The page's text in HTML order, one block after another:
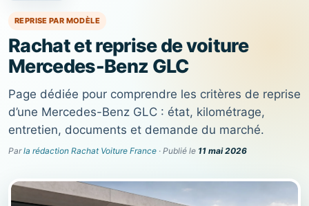
REPRISE PAR MODÈLE
Rachat et reprise de voiture
Mercedes-Benz GLC
Page dédiée pour comprendre les critères de reprise
d’une Mercedes-Benz GLC : état, kilométrage,
entretien, documents et demande du marché.
Parla rédaction Rachat Voiture France · Publié le 11 mai 2026